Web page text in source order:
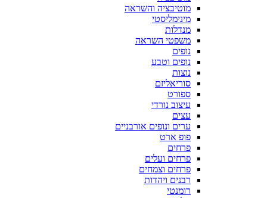
מוטיבציה והשראה
מינימליסטי
מנדלות
משפטי השראה
נופים
נופים וטבע
נוצות
סוריאליזם
ספורט
עיצוב נורדי
עצים
ערים ונופים אורבניים
פופ ארט
פרחים
פרחים ועלים
פרחים וצמחים
רבנים ויהדות
רומנטי